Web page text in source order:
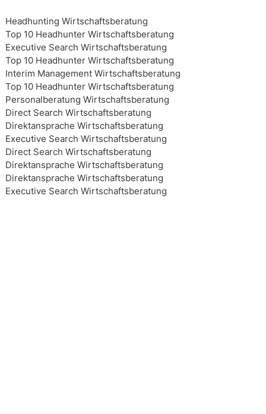
Headhunting Wirtschaftsberatung
Top 10 Headhunter Wirtschaftsberatung
Executive Search Wirtschaftsberatung
Top 10 Headhunter Wirtschaftsberatung
Interim Management Wirtschaftsberatung
Top 10 Headhunter Wirtschaftsberatung
Personalberatung Wirtschaftsberatung
Direct Search Wirtschaftsberatung
Direktansprache Wirtschaftsberatung
Executive Search Wirtschaftsberatung
Direct Search Wirtschaftsberatung
Direktansprache Wirtschaftsberatung
Direktansprache Wirtschaftsberatung
Executive Search Wirtschaftsberatung